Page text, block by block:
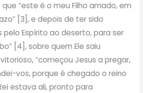
“este é o meu Filho amado, em
[3], e depois de ter sido
pelo Espírito ao deserto, para ser
[4], sobre quem Ele saiu
“começou Jesus a pregar,
vos, porque é chegado o reino
estava ali, pronto para